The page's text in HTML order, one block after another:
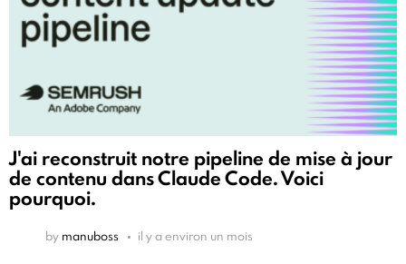
J'ai reconstruit notre pipeline de mise à jour
de contenu dans Claude Code. Voici
pourquoi.
by manuboss il y a environ un mois